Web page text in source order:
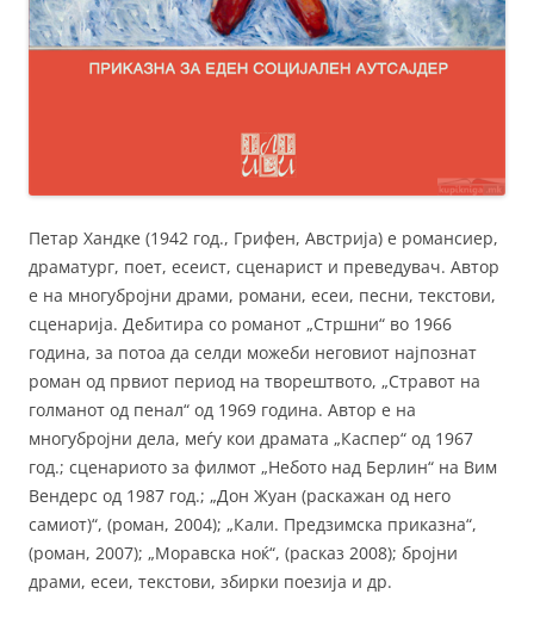
Петар Хандке (1942 год., Грифен, Австрија) е романсиер,
драматург, поет, есеист, сценарист и преведувач. Автор
е на многубројни драми, романи, есеи, песни, текстови,
сценарија. Дебитира со романот „Стршни“ во 1966
година, за потоа да селди можеби неговиот најпознат
роман од првиот период на творештвото, „Стравот на
голманот од пенал“ од 1969 година. Автор е на
многубројни дела, меѓу кои драмата „Каспер“ од 1967
год.; сценариото за филмот „Небото над Берлин“ на Вим
Вендерс од 1987 год.; „Дон Жуан (раскажан од него
самиот)“, (роман, 2004); „Кали. Предзимска приказна“,
(роман, 2007); „Моравска ноќ“, (расказ 2008); бројни
драми, есеи, текстови, збирки поезија и др.